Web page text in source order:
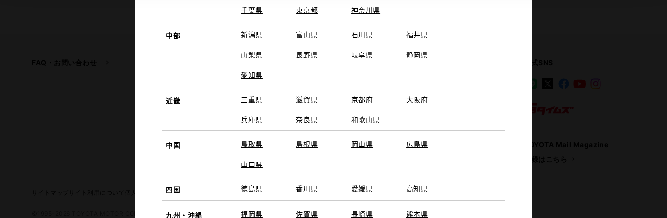
千葉県 東京都 神奈川県
中部 新潟県 富山県 石川県 福井県
山梨県 長野県 岐阜県 静岡県
愛知県
近畿 三重県 滋賀県 京都府 大阪府
兵庫県 奈良県 和歌山県
中国 鳥取県 島根県 岡山県 広島県
山口県
四国 徳島県 香川県 愛媛県 高知県
九州・沖縄 福岡県 佐賀県 長崎県 熊本県
FAQ・お問い合わせ
トヨタイムズ トヨタ中古車オンラインストア
クルマ買取
トヨタレンタカー
TOYOTA SHARE
トヨタのau/UQ
公式SNS
LINE Facebook
YouTube
TOYOTA Mail Magazine
登録はこちら
サイト利用について 個人情報の取扱いについて TOYOTAアカウント利用規約 反社会的勢力に対する基本方針企業情報 リコール情報
©1995-2026 TOYOTA MOTOR CORPORATION. ALL RIGHTS RESERVED.